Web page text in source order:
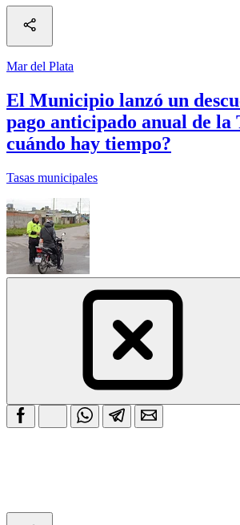
Mar del Plata
El Municipio lanzó un
pago anticipado anual de la
cuándo hay tiempo?
Tasas municipales